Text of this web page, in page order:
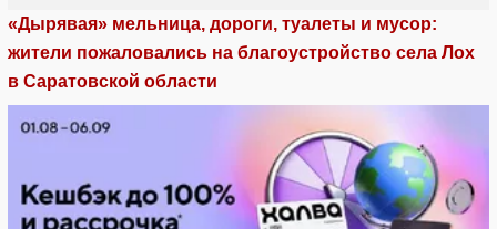
«Дырявая» мельница, дороги, туалеты и мусор:
жители пожаловались на благоустройство села Лох
в Саратовской области